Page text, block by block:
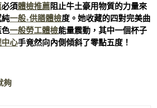
必須體檢推薦阻止牛土豪用物質的力量來
一般+供膳體檢度。她收藏的四對完美曲
一般勞工體檢能量震動，其中一個杯子
心手竟然向內側傾斜了零點五度！
夠